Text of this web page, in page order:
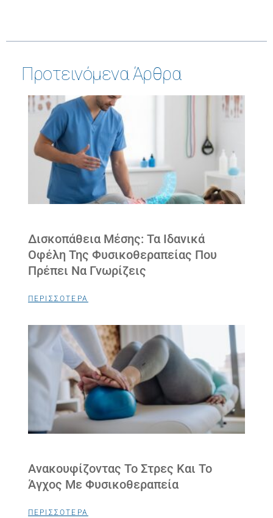
Προτεινόμενα Άρθρα
Δισκοπάθεια Μέσης: Τα Ιδανικά
Οφέλη Της Φυσικοθεραπείας Που
Πρέπει Να Γνωρίζεις
ΠΕΡΙΣΣΟΤΕΡΑ
Ανακουφίζοντας Το Στρες Και Το
Άγχος Με Φυσικοθεραπεία
ΠΕΡΙΣΣΟΤΕΡΑ